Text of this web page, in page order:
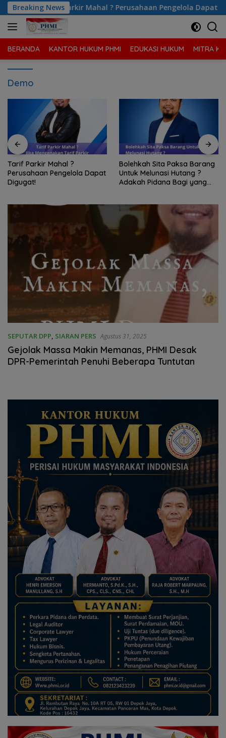
Langsung
ke
konten
Breaking News
Dapat Digugat! Bolehkah Sita Paksa Barang
BERANDA KANTOR HUKUM PHMI EDUKASI HUKUM MITRA
Demo
Bolehkah Sita Paksa Barang
Untuk Melunasi Hutang ?
Adakah Pidana Bagi yang
Bagaimana Cara
Pembuktian Utang Piutang
Tanpa Perjanjian Tertulis ?
SEPUTAR DPP, SIARAN PERS Agustus 31, 2025
Gejolak Massa Makin Memanas, PHMI Desak
DPR-Pemerintah Penuhi Beberapa Tuntutan